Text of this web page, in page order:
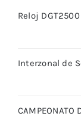
Reloj DGT2500
Interzonal de
CAMPEONATO